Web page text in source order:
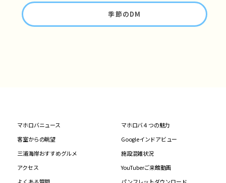
季節のDM
マホロバニュース
マホロバ４つの魅力
客室からの眺望
Googleインドアビュー
三浦海岸おすすめグルメ
施設混雑状況
アクセス
YouTuberご来館動画
よくある質問
パンフレットダウンロード